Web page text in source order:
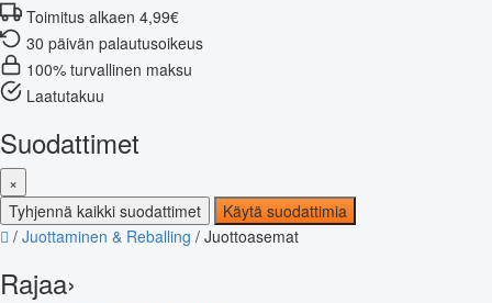
Toimitus alkaen 4,99€
30 päivän palautusoikeus
100% turvallinen maksu
Laatutakuu
Suodattimet
×
Tyhjennä kaikki suodattimet
Käytä suodattimia
/ Juottaminen & Reballing / Juottoasemat
Rajaa›